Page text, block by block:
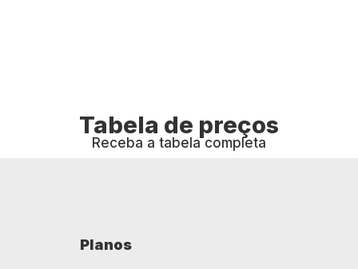
Tabela de preços
Receba a tabela completa
Planos